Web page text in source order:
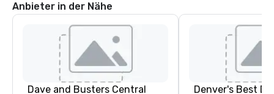
Anbieter in der Nähe
Dave and Busters Central Denver's Best